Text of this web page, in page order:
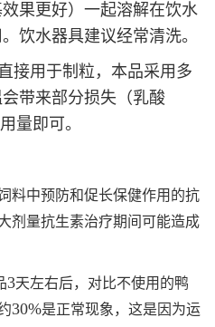
果更好）一起溶解在饮水
饮水器具建议经常清洗。
接用于制粒，本品采用多
带来部分损失（乳酸
量即可。
料中预防和促长保健作用的抗
剂量抗生素治疗期间可能造成
3天左右后，对比不使用的鸭
30%是正常现象，这是因为运